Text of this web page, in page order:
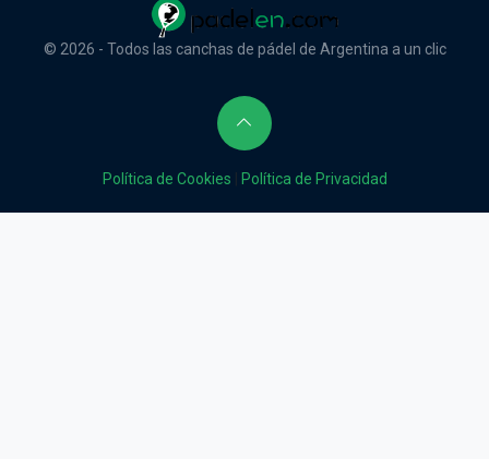
© 2026 - Todos las canchas de pádel de Argentina a un clic
Política de Cookies Política de Privacidad